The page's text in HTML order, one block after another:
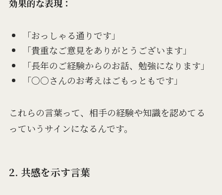
効果的な表現：
「おっしゃる通りです」
「貴重なご意見をありがとうございます」
「長年のご経験からのお話、勉強になります」
「○○さんのお考えはごもっともです」
これらの言葉って、相手の経験や知識を認めてる
っていうサインになるんです。
2. 共感を示す言葉